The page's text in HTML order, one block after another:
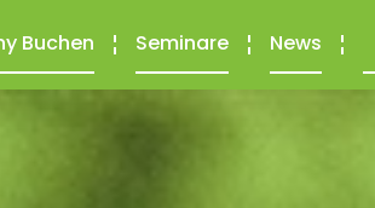
Buchen Seminare News